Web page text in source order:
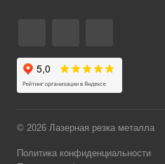
© 2026 Лазерная резка металла
Политика конфиденциальности